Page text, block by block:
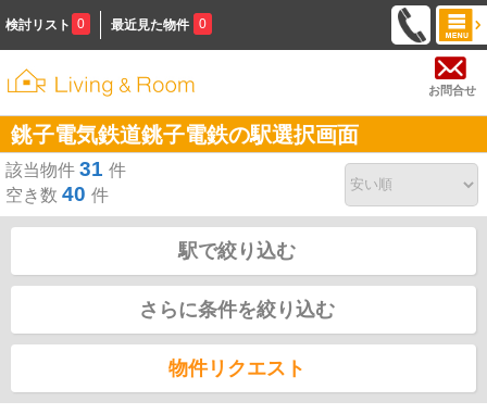
検討リスト 0 最近見た物件 0
お問合せ
銚子電気鉄道銚子電鉄の駅選択画面
該当物件 31 件
空き数 40 件
駅で絞り込む
さらに条件を絞り込む
物件リクエスト